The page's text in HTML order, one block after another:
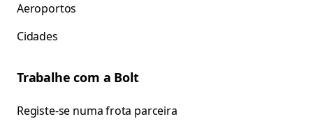
Aeroportos
Cidades
Trabalhe com a Bolt
Registe-se numa frota parceira